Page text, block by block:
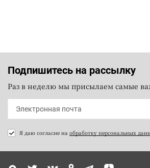
Подпишитесь на рассылку
Раз в неделю мы присылаем самые
Я даю согласие на обработку персональных